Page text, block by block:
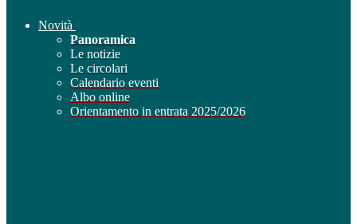
Novità
Panoramica
Le notizie
Le circolari
Calendario eventi
Albo online
Orientamento in entrata 2025/2026